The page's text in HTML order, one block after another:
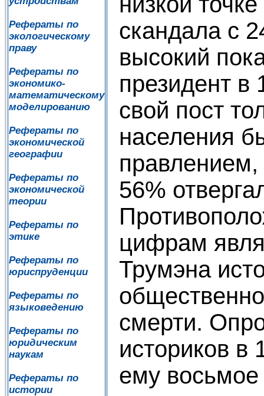
Рефераты по
экологическому
праву
Рефераты по
экономико-
математическому
моделированию
Рефераты по
экономической
географии
Рефераты по
экономической
теории
Рефераты по
этике
Рефераты по
юриспруденции
Рефераты по
языковедению
Рефераты по
юридическим
наукам
Рефераты по
истории
скандала с
высокий
президент в
свой пост
населения
правлением,
56%
цифрам
Трумэна
смерти.
историков в
ему восьмое